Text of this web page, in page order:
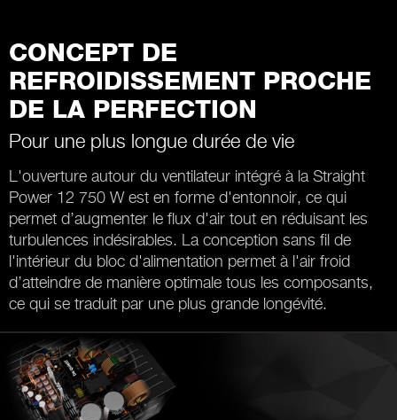
CONCEPT DE
REFROIDISSEMENT PROCHE
DE LA PERFECTION
Pour une plus longue durée de vie
L'ouverture autour du ventilateur intégré à la Straight
Power 12 750 W est en forme d'entonnoir, ce qui
permet d’augmenter le flux d'air tout en réduisant les
turbulences indésirables. La conception sans fil de
l'intérieur du bloc d'alimentation permet à l'air froid
d’atteindre de manière optimale tous les composants,
ce qui se traduit par une plus grande longévité.